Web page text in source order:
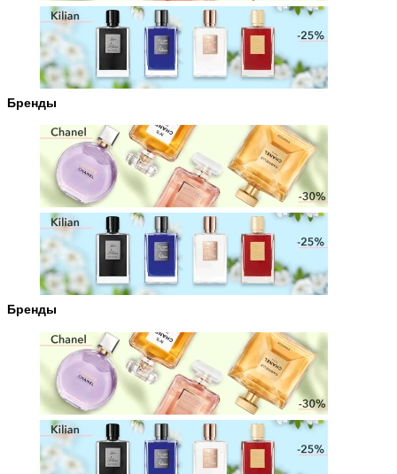
Бренды
Бренды